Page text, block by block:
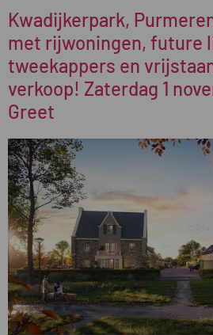
Kwadijkerpark,
met rijwoningen, future
tweekappers en
verkoop! Zaterdag 1
Greet